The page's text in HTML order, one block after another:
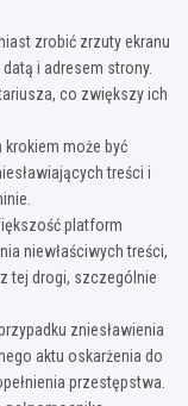
zrobić zrzuty ekranu
i adresem strony.
co zwiększy ich
krokiem może być
treści i
platform
niewłaściwych treści,
tej drogi, szczególnie
zniesławienia
aktu oskarżenia do
przestępstwa.